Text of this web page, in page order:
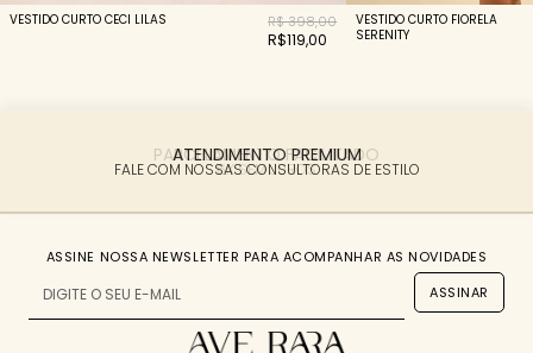
VESTIDO CURTO CECI LILAS R$ 398,00
R$119,00
VESTIDO CURTO FIORELA
SERENITY
PARCELAMENTO FACILITADO
6X SEM JUROS
ATENDIMENTO PREMIUM
FALE COM NOSSAS CONSULTORAS DE ESTILO
ASSINE NOSSA NEWSLETTER PARA ACOMPANHAR AS NOVIDADES
ASSINAR